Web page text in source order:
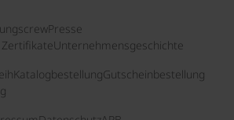
Presse
Unternehmensgeschichte
KatalogbestellungGutscheinbestellung